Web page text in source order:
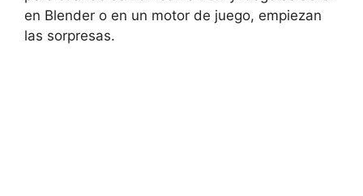
en Blender o en un motor de juego, empiezan
las sorpresas.